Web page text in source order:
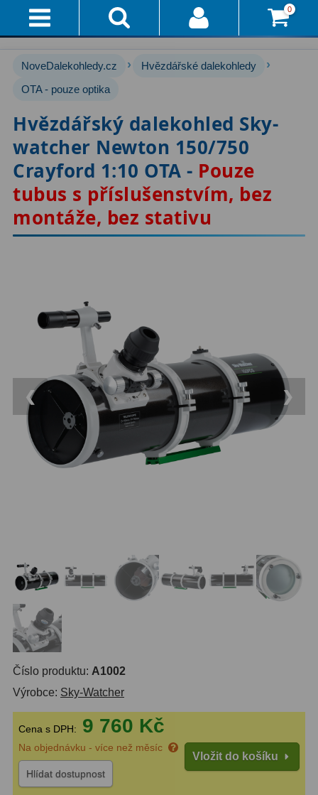
0
Přihlášení
Affiliate
Průvodce
Doručení
A
Platba
Vše
Reklamace
Stav
Objednávky
IPoradce
Akce!
Hvězdářské dalekohledy
Pro začátečníky 67
Pro děti30
Čočkové 60
Zrcadlové65
Ritchey-Chrétien
OTA - pouze optika
Do 3000 Kč 25
Do 6000 Kč 36
Do 10000 Kč 41
SWA (62°-78°)101
UWA (80°-98°)
XWA (100°-120°)
ZOOM 12
ED a Flat Field12
Měřící, s mřížkou6
Ostatní30
Doplňky1
NoveDalekohledy.cz › Hvězdářské dalekohledy ›
OTA - pouze optika
❮ ❯
Hvězdářský dalekohled Sky-
watcher Newton 150/750
Crayford 1:10 OTA - Pouze
tubus s příslušenstvím, bez
montáže, bez stativu
Číslo produktu: A1002
Výrobce: Sky-Watcher
Cena s DPH: 9 760 Kč
Na objednávku - více než měsíc
Hlídat dostupnost
Vložit do košíku